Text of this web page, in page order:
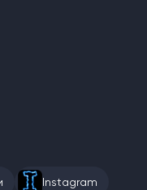
Instagram